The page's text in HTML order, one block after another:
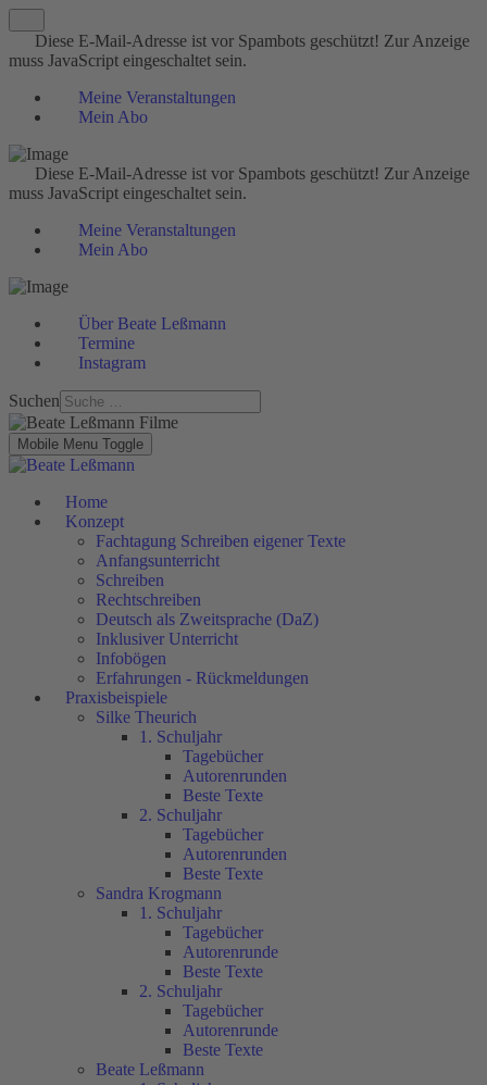
Diese E-Mail-Adresse ist vor Spambots geschützt! Zur Anzeige
muss JavaScript eingeschaltet sein.
Meine Veranstaltungen
Mein Abo
Diese E-Mail-Adresse ist vor Spambots geschützt! Zur Anzeige
muss JavaScript eingeschaltet sein.
Meine Veranstaltungen
Mein Abo
Über Beate Leßmann
Termine
Instagram
Suchen
Mobile Menu Toggle
Home
Konzept
Fachtagung Schreiben eigener Texte
Anfangsunterricht
Schreiben
Rechtschreiben
Deutsch als Zweitsprache (DaZ)
Inklusiver Unterricht
Infobögen
Erfahrungen - Rückmeldungen
Praxisbeispiele
Silke Theurich
1. Schuljahr
Tagebücher
Autorenrunden
Beste Texte
2. Schuljahr
Tagebücher
Autorenrunden
Beste Texte
Sandra Krogmann
1. Schuljahr
Tagebücher
Autorenrunde
Beste Texte
2. Schuljahr
Tagebücher
Autorenrunde
Beste Texte
Beate Leßmann